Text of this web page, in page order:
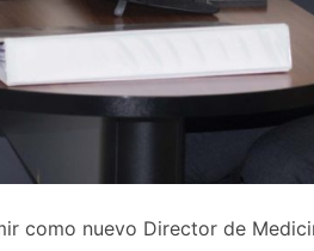
como nuevo Director de